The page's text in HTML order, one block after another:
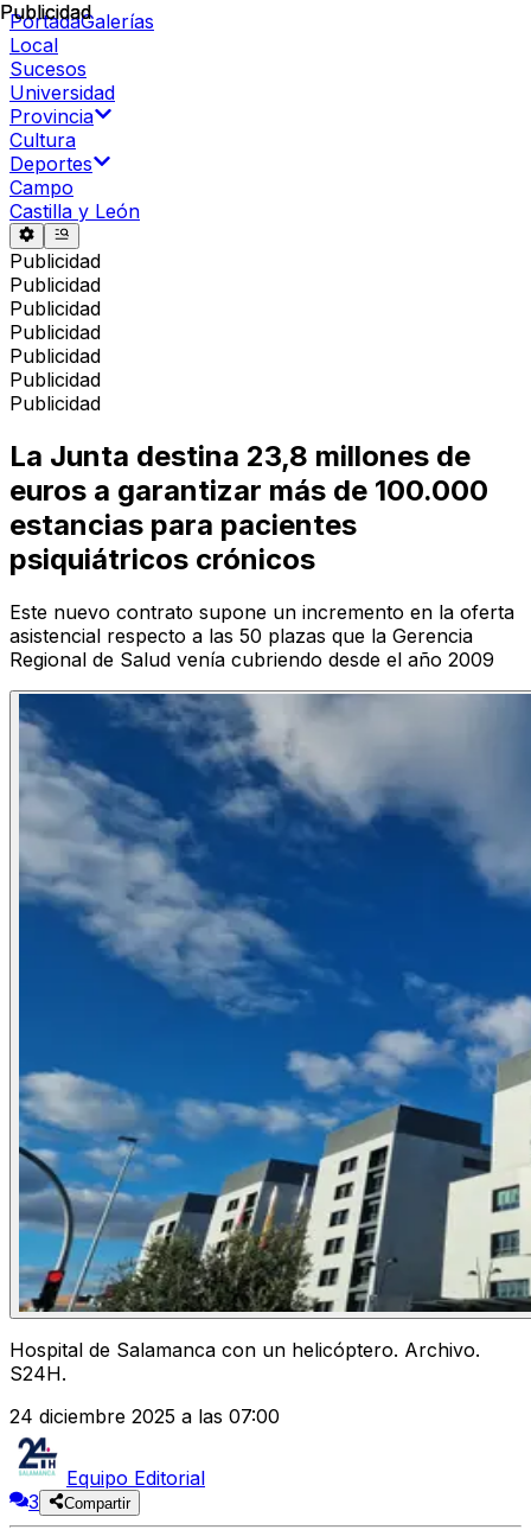
PortadaGalerías
Local
Sucesos
Universidad
Provincia
Cultura
Deportes
Campo
Castilla y León
Publicidad
Publicidad
Publicidad
Publicidad
Publicidad
Publicidad
Publicidad
Publicidad
La Junta destina 23,8 millones de
euros a garantizar más de 100.000
estancias para pacientes
psiquiátricos crónicos
Este nuevo contrato supone un incremento en la oferta
asistencial respecto a las 50 plazas que la Gerencia
Regional de Salud venía cubriendo desde el año 2009
Hospital de Salamanca con un helicóptero. Archivo.
S24H.
24 diciembre 2025 a las 07:00
Equipo Editorial
3
Compartir
Publicidad